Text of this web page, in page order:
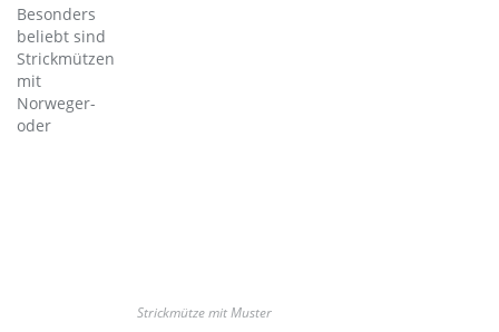
Strickmütze mit Muster
Besonders
beliebt sind
Strickmützen
mit
Norweger-
oder